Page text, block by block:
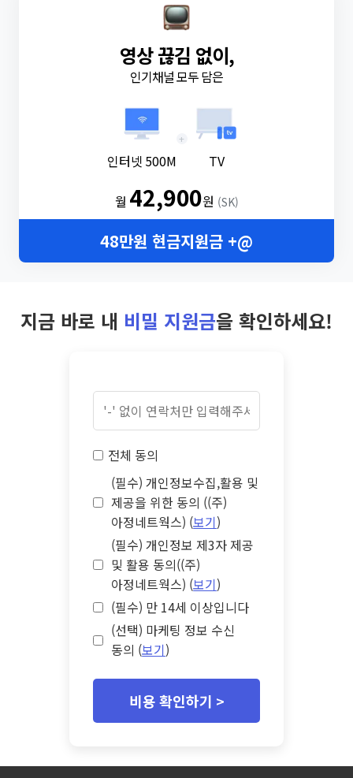
영상 끊김 없이,
인기채널 모두 담은
인터넷 500M
+
TV
월 42,900원 (SK)
48만원 현금지원금 +@
지금 바로 내 비밀 지원금을 확인하세요!
전체 동의
(필수) 개인정보수집,활용 및
제공을 위한 동의 ((주)
아정네트웍스) (보기)
(필수) 개인정보 제3자 제공
및 활용 동의((주)
아정네트웍스) (보기)
(필수) 만 14세 이상입니다
(선택) 마케팅 정보 수신
동의 (보기)
비용 확인하기 >